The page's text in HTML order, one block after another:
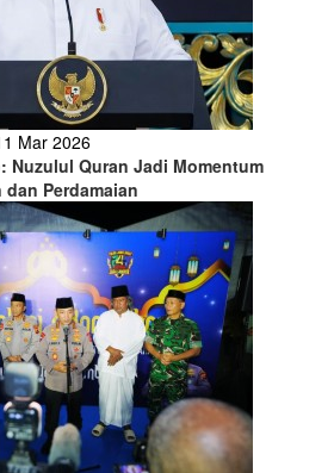
Mar 2026
Nuzulul Quran Jadi Momentum
Perdamaian